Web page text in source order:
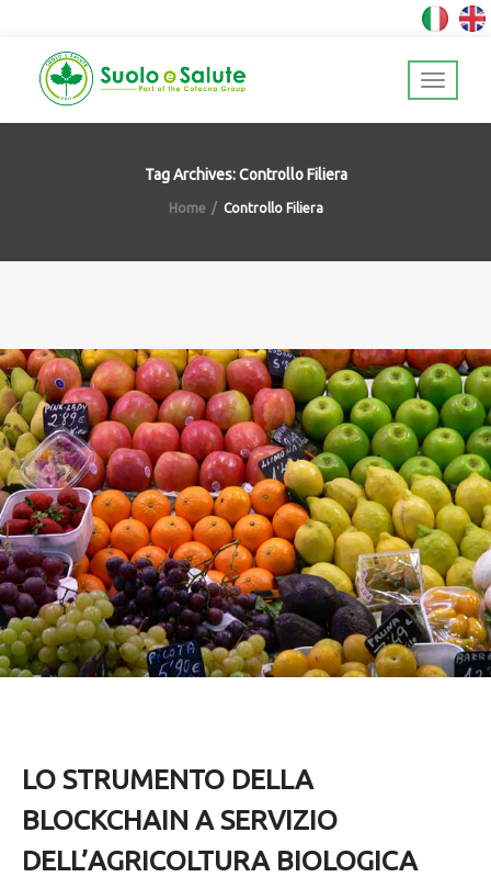
Tag Archives: Controllo Filiera
Home Controllo Filiera
LO STRUMENTO DELLA
BLOCKCHAIN A SERVIZIO
DELL’AGRICOLTURA BIOLOGICA